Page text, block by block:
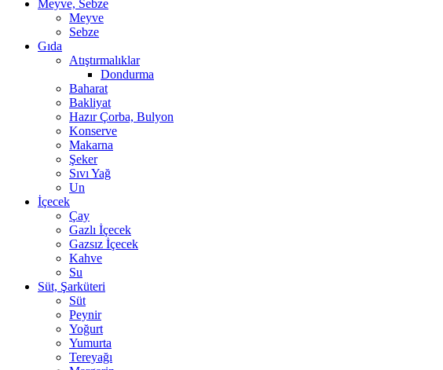
Meyve, Sebze
Meyve
Sebze
Gıda
Atıştırmalıklar
Dondurma
Baharat
Bakliyat
Hazır Çorba, Bulyon
Konserve
Makarna
Şeker
Sıvı Yağ
Un
İçecek
Çay
Gazlı İçecek
Gazsız İçecek
Kahve
Su
Süt, Şarküteri
Süt
Peynir
Yoğurt
Yumurta
Tereyağı